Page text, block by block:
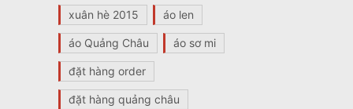
xuân hè 2015 áo len
áo Quảng Châu áo sơ mi
đặt hàng order
đặt hàng quảng châu